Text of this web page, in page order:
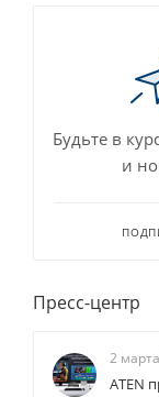
Будьте в
и
Пресс-центр
2
ATEN